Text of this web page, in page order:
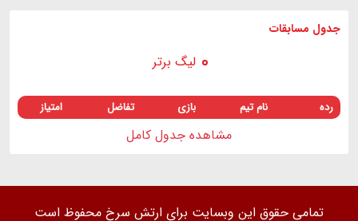
جدول مسابقات
لیگ برتر
رده نام تیم بازی تفاضل امتیاز
مشاهده جدول کامل
تمامی حقوق این وبسایت برای ارتش سرخ محفوظ است